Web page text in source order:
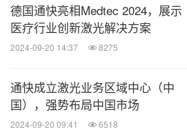
德国通快亮相Medtec 2024，展示
医疗行业创新激光解决方案
2024-09-20 14:37 8275
通快成立激光业务区域中心（中
国），强势布局中国市场
2024-09-20 09:41 6518